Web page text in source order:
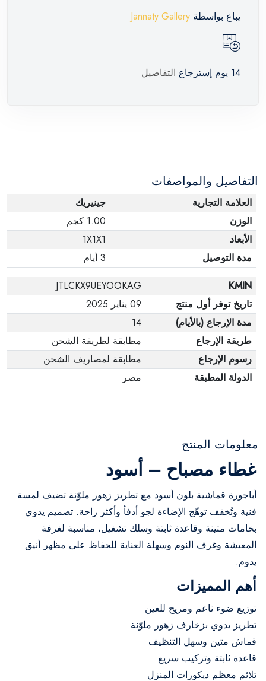
يباع بواسطة Jannaty Gallery
14 يوم إسترجاع التفاصيل
التفاصيل والمواصفات
العلامة التجارية
جينيريك
الوزن
1.00 كجم
الأبعاد
1X1X1
مدة التوصيل
3 أيام
KMIN
JTLCKX9UEYOOKAG
تاريخ توفر أول منتج
09 يناير 2025
مدة الإرجاع (بالأيام)
14
طريقة الإرجاع
مطابقة لطريقة الشحن
رسوم الإرجاع
مطابقة لمصاريف الشحن
الدولة المطبقة
مصر
معلومات المنتج
غطاء مصباح – أسود
أباجورة قماشية بلون أسود مع تطريز زهور ملوّنة تضيف لمسة
فنية وتُخفف توهّج الإضاءة لجو أدفأ وأكثر راحة. تصميم يدوي
بخامات متينة وقاعدة ثابتة وسلك تشغيل، مناسبة لغرفة
المعيشة وغرف النوم وسهلة العناية للحفاظ على مظهر أنيق
يدوم.
أهم المميزات
توزيع ضوء ناعم ومريح للعين
تطريز يدوي بزخارف زهور ملوّنة
قماش متين وسهل التنظيف
قاعدة ثابتة وتركيب سريع
تلائم معظم ديكورات المنزل